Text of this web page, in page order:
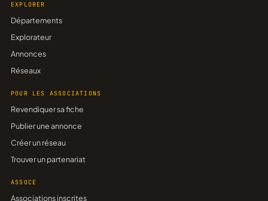
EXPLORER
Départements
Explorateur
Annonces
Réseaux
POUR LES ASSOCIATIONS
Revendiquer sa fiche
Publier une annonce
Créer un réseau
Trouver un partenariat
ASSOCE
Associations inscrites